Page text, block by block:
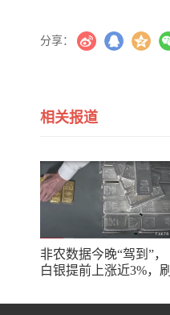
分享：
相关报道
非农数据今晚“驾到”，
白银提前上涨近3%，刷